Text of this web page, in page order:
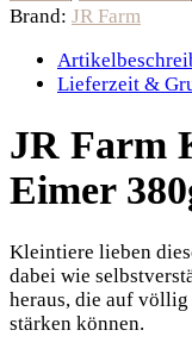
Brand: JR Farm
Lieferzeit &
JR Farm
Eimer
Kleintiere lieben
dabei wie
heraus, die auf
stärken können.